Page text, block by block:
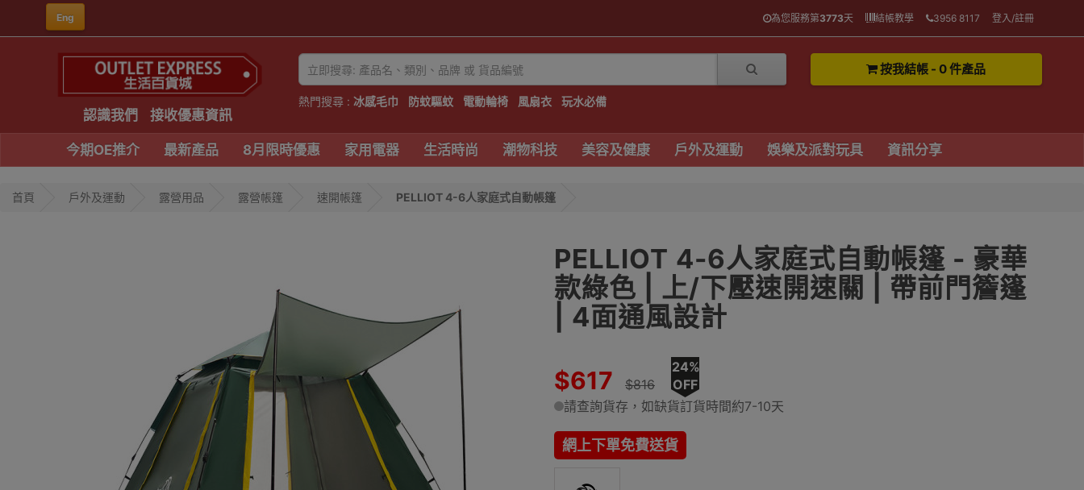
Eng 為您服務第3773天 結帳教學 3956 8117 登入/註冊
認識我們 接收優惠資訊
熱門搜尋 : 冰感毛巾 防蚊驅蚊 電動輪椅 風扇衣 玩水必備
按我結帳 - 0 件產品
今期OE推介 最新產品 8月限時優惠 家用電器 生活時尚 潮物科技 美容及健康 戶外及運動 娛樂及派對玩具 資訊分享
首頁 戶外及運動 露營用品 露營帳篷 速開帳篷 PELLIOT 4-6人家庭式自動帳篷
PELLIOT 4-6人家庭式自動帳篷 - 豪華
款綠色 | 上/下壓速開速關 | 帶前門簷篷
| 4面通風設計
$617 $816
24%
OFF
請查詢貨存，如缺貨訂貨時間約7-10天
網上下單免費送貨